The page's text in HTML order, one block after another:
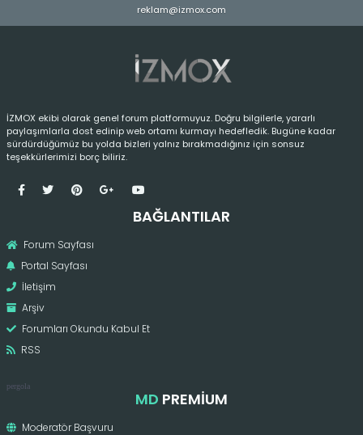
reklam@izmox.com
İZMOX ekibi olarak genel forum platformuyuz. Doğru bilgilerle, yararlı
paylaşımlarla dost edinip web ortamı kurmayı hedefledik. Bugüne kadar
sürdürdüğümüz bu yolda bizleri yalnız bırakmadığınız için sonsuz
teşekkürlerimizi borç biliriz.
BAĞLANTILAR
Forum Sayfası
Portal Sayfası
İletişim
Arşiv
Forumları Okundu Kabul Et
RSS
pergola
MD PREMIUM
Moderatör Başvuru